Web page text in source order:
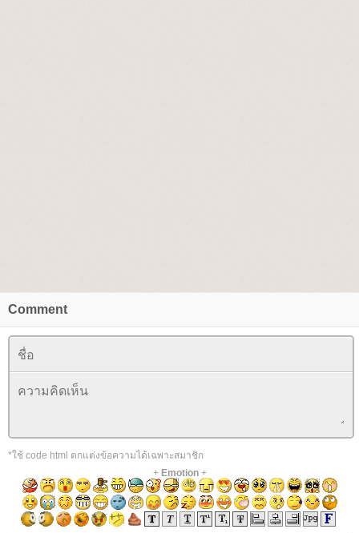
Comment
*ใช้ code html ตกแต่งข้อความได้เฉพาะสมาชิก
+ Emotion+